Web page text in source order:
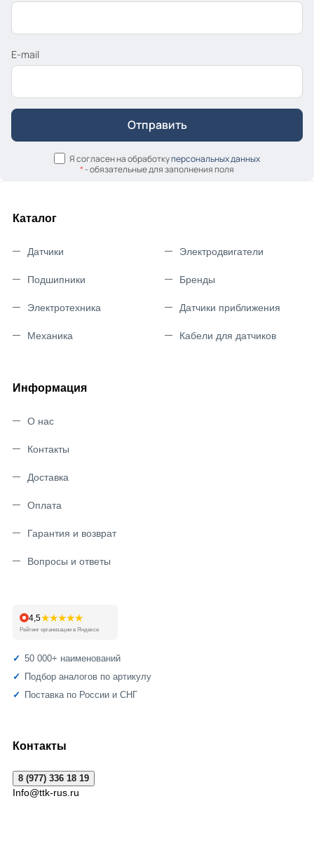
E-mail
Я согласен на обработкуперсональных данных
*- обязательные для заполнения поля
Каталог
Датчики
Подшипники
Электротехника
Механика
Электродвигатели
Бренды
Датчики приближения
Кабели для датчиков
Информация
О нас
Контакты
Доставка
Оплата
Гарантия и возврат
Вопросы и ответы
4,5★★★★★
Рейтинг организации в Яндексе
50 000+ наименований
Подбор аналогов по артикулу
Поставка по России и СНГ
Контакты
8 (977) 336 18 19
Info@ttk-rus.ru